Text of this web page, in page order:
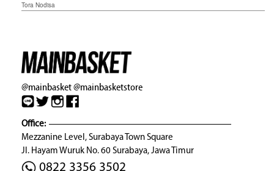
Tora Nodisa
@mainbasket@mainbasketstore
Office:
Mezzanine Level, Surabaya Town Square
Jl. Hayam Wuruk No. 60 Surabaya, Jawa Timur
0822 3356 3502